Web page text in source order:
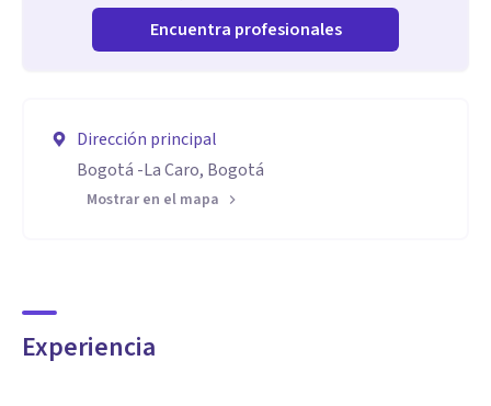
Encuentra profesionales
Dirección principal
Bogotá ‎-La Caro, Bogotá
Mostrar en el mapa
Experiencia